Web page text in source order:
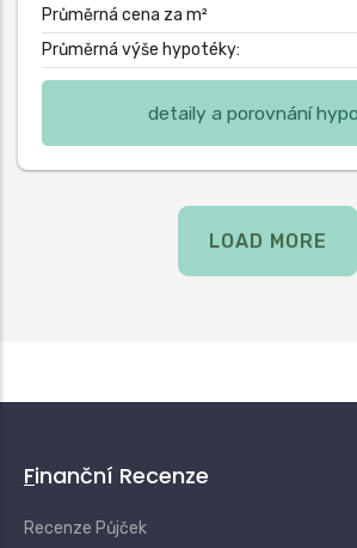
Průměrná cena za m²
Průměrná výše hypotéky:
detaily a porovnání
LOAD MORE
Finanční Recenze
Recenze Půjček